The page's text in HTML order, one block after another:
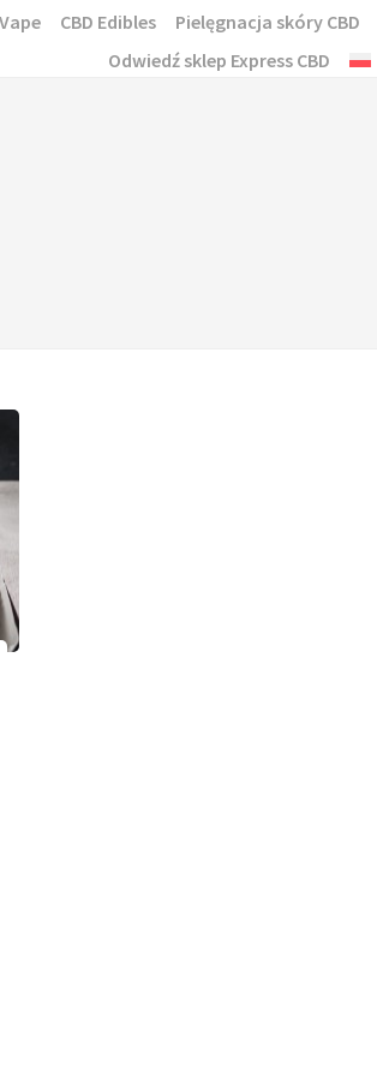
CBD Edibles Pielęgnacja skóry CBD
Odwiedź sklep Express CBD